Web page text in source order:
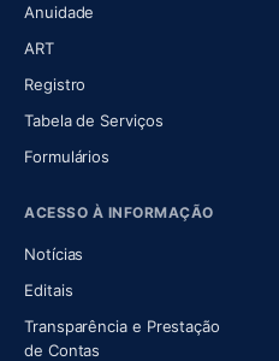
aba)
nova aba)
Anuidade
ART(abre em nova aba)
Registro
Tabela de Serviços
Formulários
ACESSO À INFORMAÇÃO
Notícias
Editais
Transparência e Prestação
de Contas